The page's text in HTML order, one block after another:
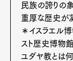
民族の誇りの
重厚な歴史が
＊イスラエル
スト歴史博物館
ユダヤ教とは